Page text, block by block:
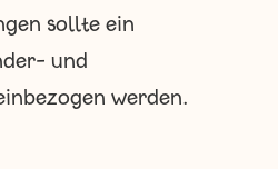
sollte ein
und
werden.